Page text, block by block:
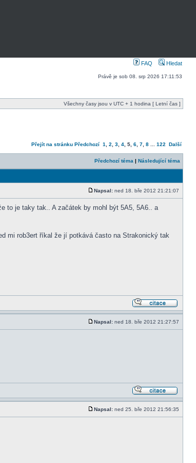
FAQ Hledat
Právě je sob 08. srp 2026 17:11:53
Všechny časy jsou v UTC + 1 hodina [ Letní čas ]
Přejít na stránku Předchozí 1 2 3 4 5 6 7 8 122 Další
Předchozí téma | Následující téma
Napsal: ned 18. bře 2012 21:21:07
to je taky tak.. A začátek by mohl být 5A5, 5A6.. a
mi rob3ert říkal že jí potkává často na Strakonický tak
Napsal: ned 18. bře 2012 21:27:57
Napsal: ned 25. bře 2012 21:56:35